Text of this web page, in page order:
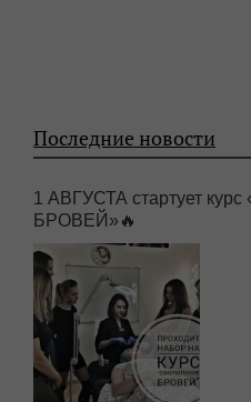
Последние новости
1 АВГУСТА стартует
БРОВЕЙ»🔥